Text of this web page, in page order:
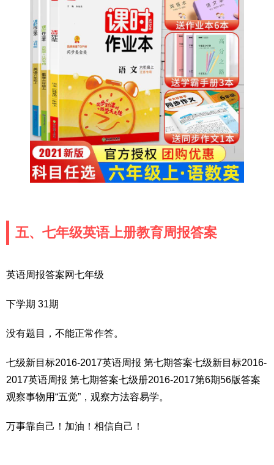
五、七年级英语上册教育周报答案
英语周报答案网七年级
下学期 31期
没有题目，不能正常作答。
七级新目标2016-2017英语周报 第七期答案七级新目标2016-
2017英语周报 第七期答案七级册2016-2017第6期56版答案
观察事物用“五觉”，观察方法容易学。
万事靠自己！加油！相信自己！